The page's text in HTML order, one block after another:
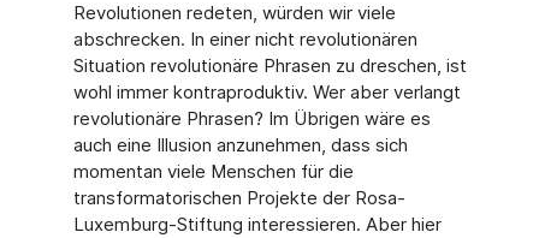
Revolutionen redeten, würden wir viele
abschrecken. In einer nicht revolutionären
Situation revolutionäre Phrasen zu dreschen, ist
wohl immer kontraproduktiv. Wer aber verlangt
revolutionäre Phrasen? Im Übrigen wäre es
auch eine Illusion anzunehmen, dass sich
momentan viele Menschen für die
transformatorischen Projekte der Rosa-
Luxemburg-Stiftung interessieren. Aber hier